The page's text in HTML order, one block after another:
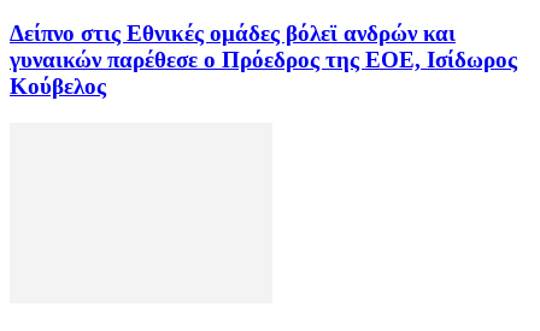
Δείπνο στις Εθνικές ομάδες βόλεϊ ανδρών και
γυναικών παρέθεσε ο Πρόεδρος της ΕΟΕ, Ισίδωρος
Κούβελος